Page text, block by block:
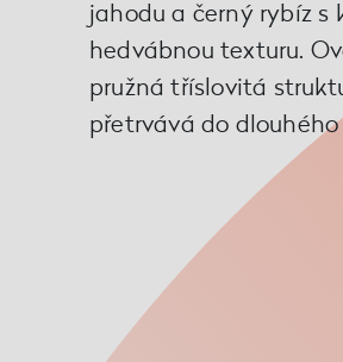
jahodu a černý rybíz s
hedvábnou texturu.
pružná tříslovitá
přetrvává do dlouhého